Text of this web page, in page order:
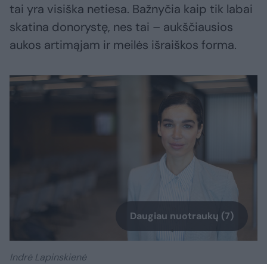
tai yra visiška netiesa. Bažnyčia kaip tik labai
skatina donorystę, nes tai – aukščiausios
aukos artimąjam ir meilės išraiškos forma.
Daugiau nuotraukų (7)
Indrė Lapinskienė